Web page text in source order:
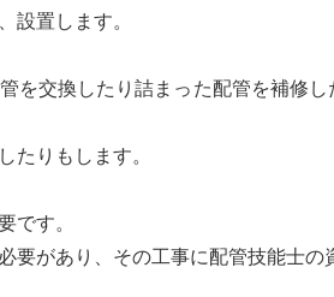
設置します。
を交換したり詰まった配管を補修
たりもします。
です。
があり、その工事に配管技能士の